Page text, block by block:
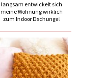
langsam entwickelt sich
meine Wohnung wirklich
zum Indoor Dschungel